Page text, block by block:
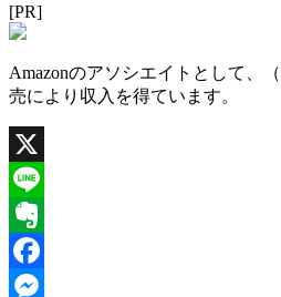
[PR]
Amazonのアソシエイトとして、
売により収入を得ています。
X
Line
Evernote
Facebook